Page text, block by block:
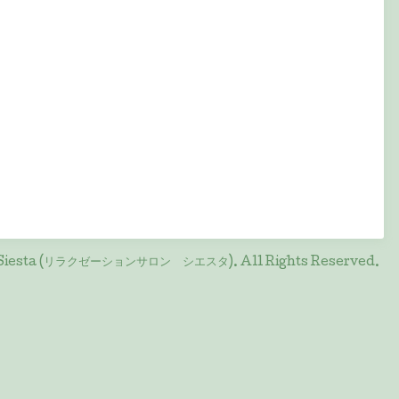
(リラクゼーションサロン シエスタ). All Rights Reserved.